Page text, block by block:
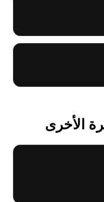
الأخرى